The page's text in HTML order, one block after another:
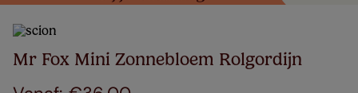
Mr Fox Mini Zonnebloem Rolgordijn